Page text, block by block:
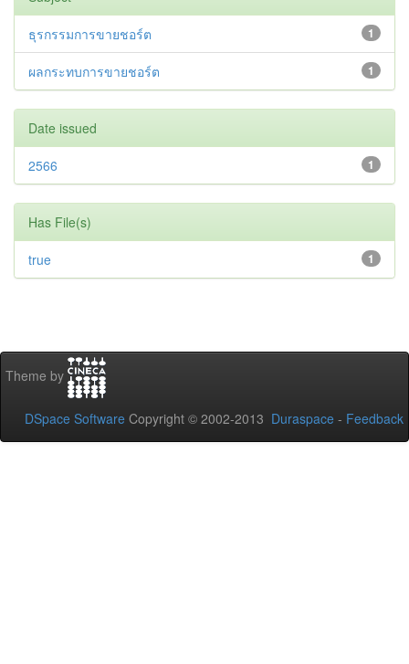
1
ธุรกรรมการขายชอร์ต
1
ผลกระทบการขายชอร์ต
Date issued
1
2566
Has File(s)
1
true
Theme by
DSpace Software Copyright © 2002-2013 Duraspace - Feedback